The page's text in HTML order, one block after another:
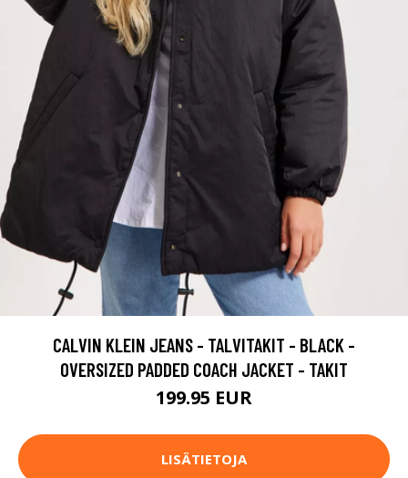
CALVIN KLEIN JEANS - TALVITAKIT - BLACK -
OVERSIZED PADDED COACH JACKET - TAKIT
199.95 EUR
LISÄTIETOJA